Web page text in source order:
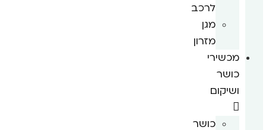
לרכב
מגן
מזרון
מכשירי
כושר
ושיקום
כושר